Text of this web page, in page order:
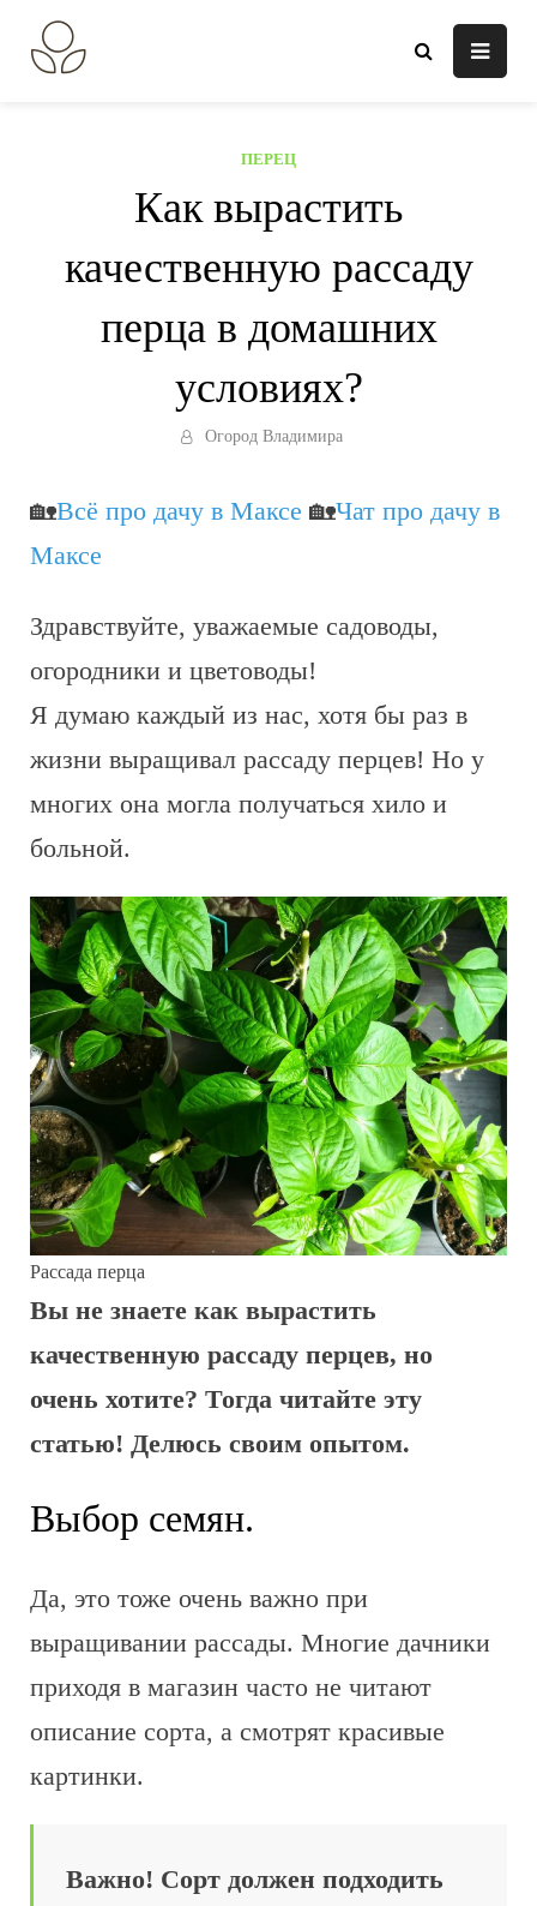
содержанию
ПЕРЕЦ
Как вырастить
качественную рассаду
перца в домашних
условиях?
Огород Владимира
🏡Всё про дачу в Максе 🏡Чат про дачу в
Максе
Здравствуйте, уважаемые садоводы,
огородники и цветоводы!
Я думаю каждый из нас, хотя бы раз в
жизни выращивал рассаду перцев! Но у
многих она могла получаться хило и
больной.
Рассада перца
Вы не знаете как вырастить
качественную рассаду перцев, но
очень хотите? Тогда читайте эту
статью! Делюсь своим опытом.
Выбор семян.
Да, это тоже очень важно при
выращивании рассады. Многие дачники
приходя в магазин часто не читают
описание сорта, а смотрят красивые
картинки.
Важно! Сорт должен подходить